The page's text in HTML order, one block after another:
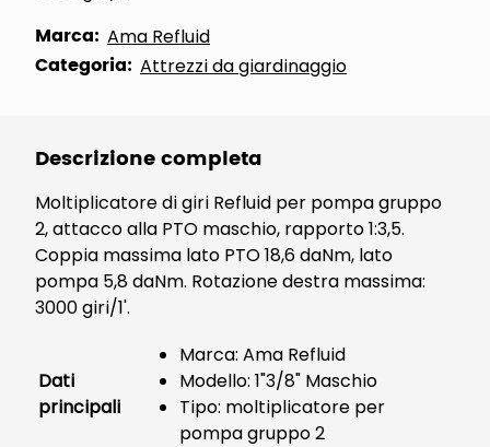
Marca: Ama Refluid
Categoria: Attrezzi da giardinaggio
Descrizione completa
Moltiplicatore di giri Refluid per pompa gruppo
2, attacco alla PTO maschio, rapporto 1:3,5.
Coppia massima lato PTO 18,6 daNm, lato
pompa 5,8 daNm. Rotazione destra massima:
3000 giri/1'.
Dati
principali
Marca: Ama Refluid
Modello: 1"3/8" Maschio
Tipo: moltiplicatore per
pompa gruppo 2